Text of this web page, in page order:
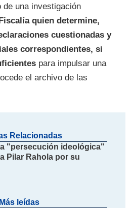
de una investigación
quien determine,
cuestionadas y
correspondientes, si
para impulsar una
el archivo de las
Relacionadas
"persecución ideológica"
Pilar Rahola por su
Más leídas